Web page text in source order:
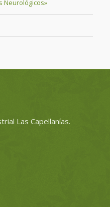
Neurológicos»
Las Capellanías.